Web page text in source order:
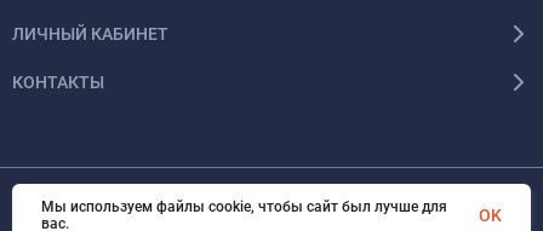
ЛИЧНЫЙ КАБИНЕТ
КОНТАКТЫ
© 2026 BUBIS.RU Все права защищены
Мы используем файлы cookie, чтобы сайт был лучше для
вас.
OK